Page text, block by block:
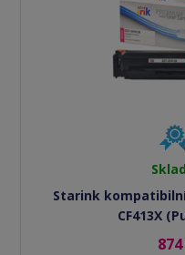
Starink kompatibilní
CF413X